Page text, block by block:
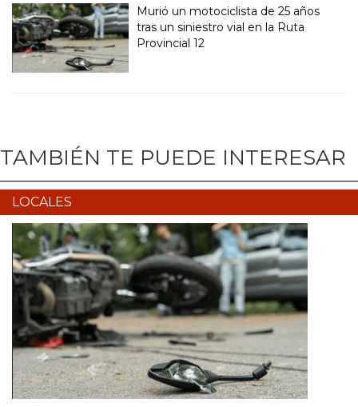
Murió un motociclista de 25 años
tras un siniestro vial en la Ruta
Provincial 12
TAMBIÉN TE PUEDE INTERESAR
LOCALES